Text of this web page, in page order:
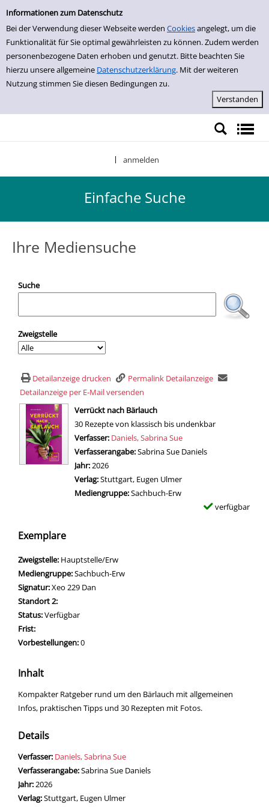
Einfache Suche
Informationen zum Datenschutz
Bei der Verwendung dieser Webseite werden Cookiesangelegt, um die
Funktionalität für Sie optimal gewährleisten zu können. Zudem werden
personenbezogene Daten erhoben und genutzt. Bitte beachten Sie
hierzu unsere allgemeine Datenschutzerklärung. Mit der weiteren
Nutzung stimmen Sie diesen Bedingungen zu.
Zur Detailanzeige springen
anmelden
Einfache Suche
Ihre Mediensuche
Suche
Zweigstelle
Detailanzeige drucken
Permalink Detailanzeige
Detailanzeige per E-Mail versenden
wird in neuem Tab geöffnet
Verrückt nach Bärlauch
30 Rezepte von klassisch bis undenkbar
Verfasser: Suche nach diesem Verfasser
Daniels, Sabrina Sue
Verfasserangabe:Sabrina Sue Daniels
Jahr: 2026
Verlag:Stuttgart, Eugen Ulmer
Mediengruppe:Sachbuch-Erw
verfügbar
Exemplare
Zweigstelle: Hauptstelle/Erw
Mediengruppe:Sachbuch-Erw
Signatur:Xeo 229 Dan
Standort 2:
Status:Verfügbar
Frist:
Vorbestellungen:0
Inhalt
Kompakter Ratgeber rund um den Bärlauch mit allgemeinen
Infos, praktischen Tipps und 30 Rezepten mit Fotos.
Details
Verfasser: Suche nach diesem Verfasser
Daniels, Sabrina Sue
Verfasserangabe:Sabrina Sue Daniels
Jahr: 2026
Verlag:Stuttgart, Eugen Ulmer